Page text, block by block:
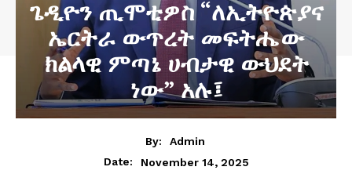
ጌዲዮን ጢሞቲዎስ “ለኢትዮጵያና
ኤርትራ ውጥረት መፍትሔው
ክልላዊ ምጣኔ ሀብታዊ ውህደት
ነው” አሉ፤
By:
Admin
Date:
November 14, 2025